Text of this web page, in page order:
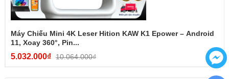
Máy Chiếu Mini 4K Leser Hition KAW K1 Epower – Android
11, Xoay 360°, Pin...
5.032.000₫ 10.064.000₫